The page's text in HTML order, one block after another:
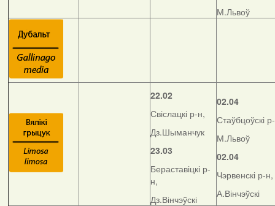
М.Львоў
22.02
Свіслацкі р-н,
Дз.Шыманчук
23.03
Бераставіцкі р-
н,
Дз.Вінчэўскі
02.04
Стаўбцоўскі
М.Львоў
02.04
Чэрвенскі р-н,
А.Вінчэўскі